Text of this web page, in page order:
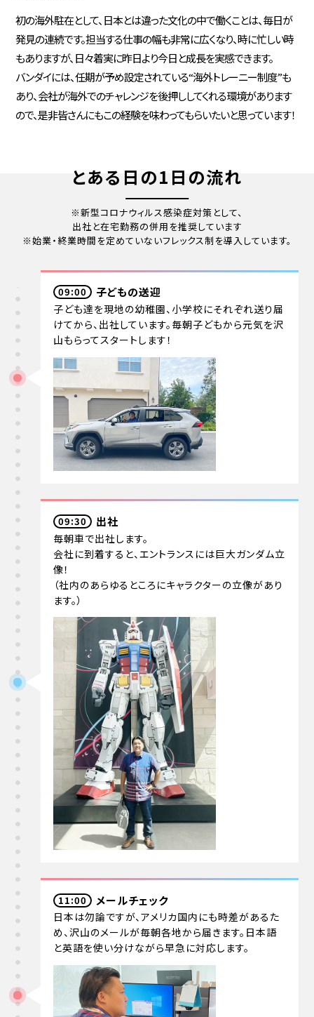
初の海外駐在として、日本とは違った文化の中で働くことは、毎日が
発見の連続です。担当する仕事の幅も非常に広くなり、時に忙しい時
もありますが、日々着実に昨日より今日と成長を実感できます。
バンダイには、任期が予め設定されている“海外トレーニー制度”も
あり、会社が海外でのチャレンジを後押ししてくれる環境があります
ので、是非皆さんにもこの経験を味わってもらいたいと思っています！
とある日の1日の流れ
※新型コロナウィルス感染症対策として、
出社と在宅勤務の併用を推奨しています
※始業・終業時間を定めていないフレックス制を導入しています。
09:00 子どもの送迎
子ども達を現地の幼稚園、小学校にそれぞれ送り届
けてから、出社しています。毎朝子どもから元気を沢
山もらってスタートします！
09:30 出社
毎朝車で出社します。
会社に到着すると、エントランスには巨大ガンダム立
像！
（社内のあらゆるところにキャラクターの立像があり
ます。）
11:00 メールチェック
日本は勿論ですが、アメリカ国内にも時差があるた
め、沢山のメールが毎朝各地から届きます。日本語
と英語を使い分けながら早急に対応します。